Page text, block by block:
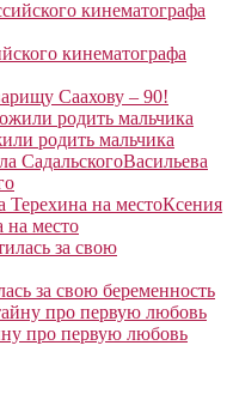
кинематографа
Саахову – 90!
родить мальчика
Васильева
Ксения
на место
за свою беременность
про первую любовь